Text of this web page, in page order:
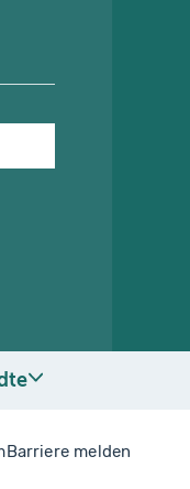
Barriere melden